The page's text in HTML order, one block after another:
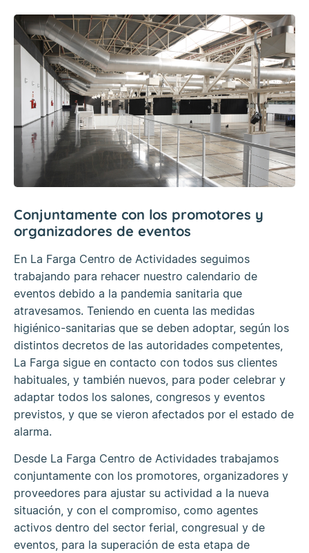
Conjuntamente con los promotores y
organizadores de eventos
En La Farga Centro de Actividades seguimos
trabajando para rehacer nuestro calendario de
eventos debido a la pandemia sanitaria que
atravesamos. Teniendo en cuenta las medidas
higiénico-sanitarias que se deben adoptar, según los
distintos decretos de las autoridades competentes,
La Farga sigue en contacto con todos sus clientes
habituales, y también nuevos, para poder celebrar y
adaptar todos los salones, congresos y eventos
previstos, y que se vieron afectados por el estado de
alarma.
Desde La Farga Centro de Actividades trabajamos
conjuntamente con los promotores, organizadores y
proveedores para ajustar su actividad a la nueva
situación, y con el compromiso, como agentes
activos dentro del sector ferial, congresual y de
eventos, para la superación de esta etapa de